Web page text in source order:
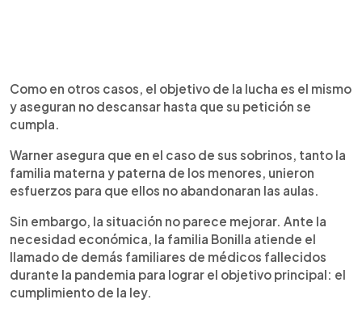
Como en otros casos, el objetivo de la lucha es el mismo
y aseguran no descansar hasta que su petición se
cumpla.
Warner asegura que en el caso de sus sobrinos, tanto la
familia materna y paterna de los menores, unieron
esfuerzos para que ellos no abandonaran las aulas.
Sin embargo, la situación no parece mejorar. Ante la
necesidad económica, la familia Bonilla atiende el
llamado de demás familiares de médicos fallecidos
durante la pandemia para lograr el objetivo principal: el
cumplimiento de la ley.